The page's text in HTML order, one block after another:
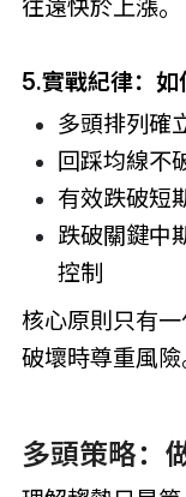
往遠快於上漲。
5.實戰紀律：如
多頭排列確
回踩均線不
有效跌破短
跌破關鍵中
控制
核心原則只有
破壞時尊重風險
多頭策略：